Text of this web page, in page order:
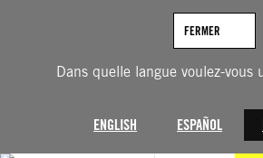
Dans quelle langue voulez-vous
ENGLISH ESPAÑOL
FERMER